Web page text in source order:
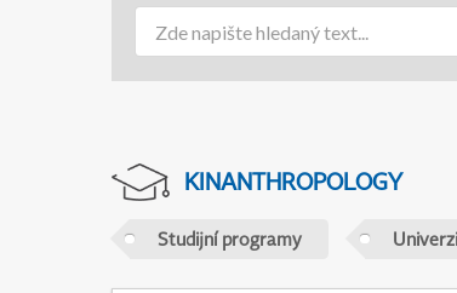
KINANTHROPOLOGY
Studijní programy